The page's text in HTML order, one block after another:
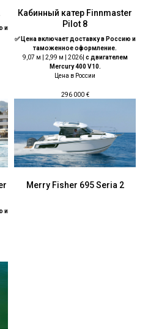
и
Кабинный катер Finnmaster
Pilot 8
✅ Цена включает доставку в Россию и
таможенное оформление.
9,07 м | 2,99 м | 2026| с двигателем
Mercury 400 V10.
Цена в России
296 000 €
и
Merry Fisher 695 Seria 2